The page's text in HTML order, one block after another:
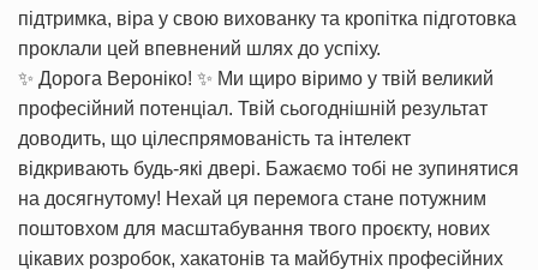
підтримка, віра у свою вихованку та кропітка підготовка
проклали цей впевнений шлях до успіху.
✨ Дорога Вероніко! ✨ Ми щиро віримо у твій великий
професійний потенціал. Твій сьогоднішній результат
доводить, що цілеспрямованість та інтелект
відкривають будь-які двері. Бажаємо тобі не зупинятися
на досягнутому! Нехай ця перемога стане потужним
поштовхом для масштабування твого проєкту, нових
цікавих розробок, хакатонів та майбутніх професійних